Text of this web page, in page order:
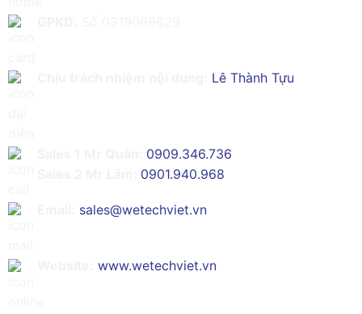
Lê Thành Tựu
0909.346.736
0901.940.968
sales@wetechviet.vn
www.wetechviet.vn